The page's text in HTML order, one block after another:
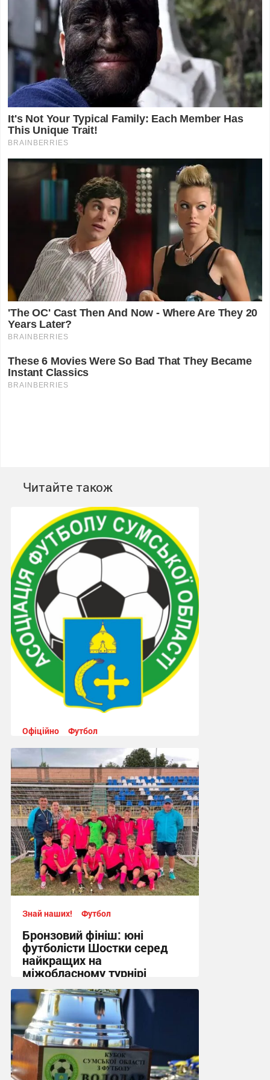
Читайте також
Офіційно Футбол
Асоціація футболу Сумської області
вирішила долю скандального матчу
«Україна» (Токарі) – «Колос» (Шостка)
11:24 сьогодні
Знай наших! Футбол
Бронзовий фініш: юні
футболісти Шостки серед
найкращих на
міжобласному турнірі
11:57, 4.08.2026